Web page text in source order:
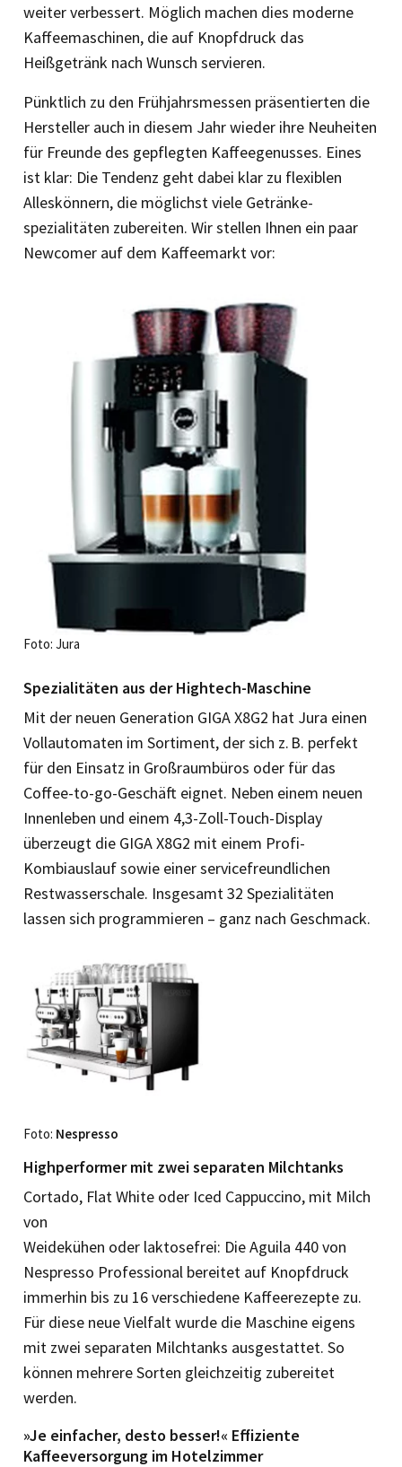
weiter verbessert. Möglich machen dies moderne
Kaffeemaschinen, die auf Knopfdruck das
Heißgetränk nach Wunsch servieren.
Pünktlich zu den Frühjahrsmessen präsentierten die
Hersteller auch in diesem Jahr wieder ihre Neuheiten
für Freunde des gepflegten Kaffeegenusses. Eines
ist klar: Die Tendenz geht dabei klar zu flexiblen
Alleskönnern, die möglichst viele Getränke­
spezialitäten zubereiten. Wir stellen Ihnen ein paar
Newcomer auf dem Kaffeemarkt vor:
Foto: Jura
Spezialitäten aus der Hightech-Maschine
Mit der neuen Generation GIGA X8G2 hat Jura einen
Vollauto­maten im Sortiment, der sich z. B. perfekt
für den Einsatz in Großraumbüros oder für das
Coffee-to-go-Geschäft eignet. Neben einem neuen
Innenleben und einem 4,3-Zoll-Touch-Display
überzeugt die GIGA X8G2 mit einem Profi-
Kombiauslauf sowie einer servicefreundlichen
Restwasserschale. Insgesamt 32 Spezialitäten
lassen sich programmieren – ganz nach Geschmack.
Foto: Nespresso
Highperformer mit zwei separaten Milchtanks
Cortado, Flat White oder Iced Cappuccino, mit Milch
von
Weidekühen oder laktosefrei: Die Aguila 440 von
Nespresso Professional bereitet auf Knopfdruck
immerhin bis zu 16 verschiedene Kaffeerezepte zu.
Für diese neue Vielfalt wurde die Maschine eigens
mit zwei separaten Milchtanks ausgestattet. So
können mehrere Sorten gleichzeitig zubereitet
werden.
»Je einfacher, desto besser!« Effiziente
Kaffeeversorgung im Hotelzimmer